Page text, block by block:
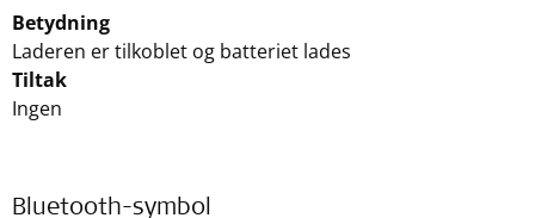
Betydning
Laderen er tilkoblet og batteriet lades
Tiltak
Ingen
Bluetooth-symbol